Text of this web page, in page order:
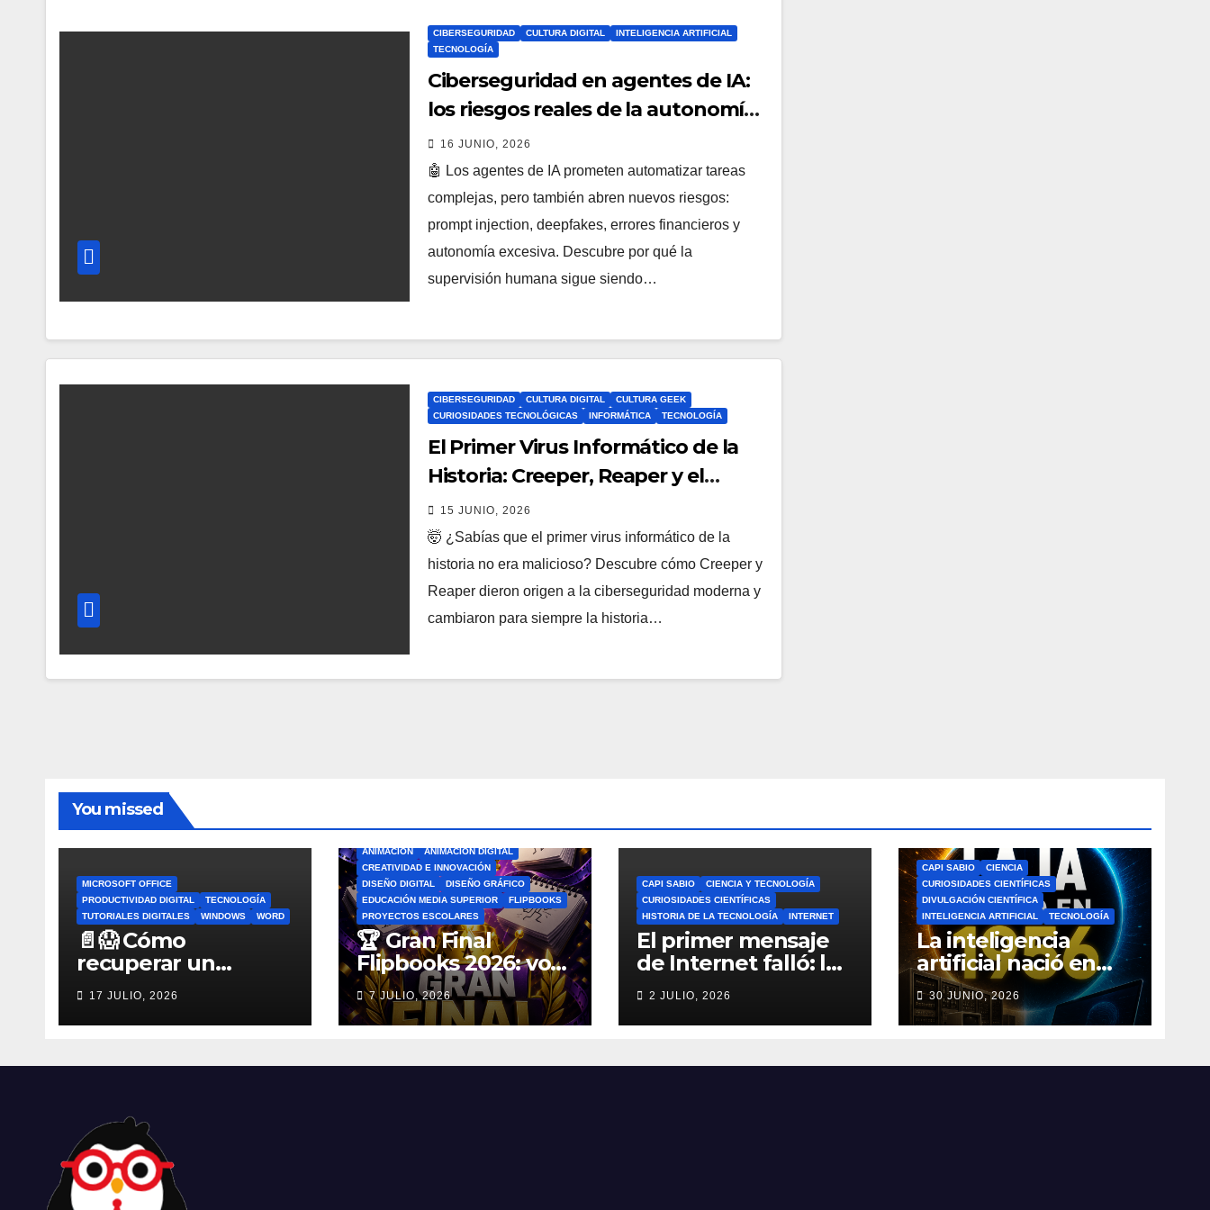
CIBERSEGURIDAD CULTURA DIGITAL
INTELIGENCIA ARTIFICIAL
TECNOLOGÍA
Ciberseguridad en agentes de IA:
los riesgos reales de la autonomía
y por qué el humano sigue siendo
irremplazable
16 JUNIO, 2026
🤖 Los agentes de IA prometen automatizar tareas
complejas, pero también abren nuevos riesgos:
prompt injection, deepfakes, errores financieros y
autonomía excesiva. Descubre por qué la
supervisión humana sigue siendo…
CIBERSEGURIDAD CULTURA DIGITAL
CULTURA GEEK
CURIOSIDADES TECNOLÓGICAS
INFORMÁTICA TECNOLOGÍA
El Primer Virus Informático de la
Historia: Creeper, Reaper y el
Nacimiento de la Ciberseguridad
15 JUNIO, 2026
🤯 ¿Sabías que el primer virus informático de la
historia no era malicioso? Descubre cómo Creeper y
Reaper dieron origen a la ciberseguridad moderna y
cambiaron para siempre la historia…
You missed
MICROSOFT OFFICE
PRODUCTIVIDAD DIGITAL
TECNOLOGÍA
TUTORIALES DIGITALES
WINDOWS WORD
📄😱 Cómo
recuperar un
archivo de Word no
guardado antes de
entrar en pánico
17 JULIO, 2026
ANIMACIÓN
ANIMACIÓN DIGITAL
CREATIVIDAD E INNOVACIÓN
DISEÑO DIGITAL
DISEÑO GRÁFICO
EDUCACIÓN MEDIA SUPERIOR
FLIPBOOKS
PROYECTOS ESCOLARES
🏆 Gran Final
Flipbooks 2026: vota
por el Mejor
Flipbook del Ciclo
Escolar 🎨
7 JULIO, 2026
CAPI SABIO
CIENCIA Y TECNOLOGÍA
CURIOSIDADES CIENTÍFICAS
HISTORIA DE LA TECNOLOGÍA
INTERNET
El primer mensaje
de Internet falló: la
increíble historia de
ARPANET que
cambió el mundo
2 JULIO, 2026
CAPI SABIO
CIENCIA
CURIOSIDADES CIENTÍFICAS
DIVULGACIÓN CIENTÍFICA
INTELIGENCIA ARTIFICIAL
TECNOLOGÍA
La inteligencia
artificial nació en
1956: el verdadero
origen de la IA que
cambió el mundo
30 JUNIO, 2026